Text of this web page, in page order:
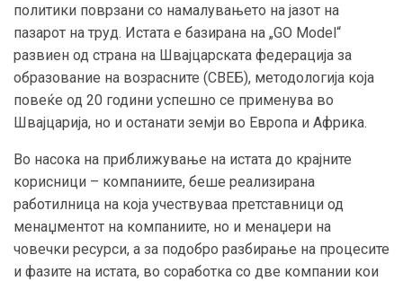
политики поврзани со намалувањето на јазот на
пазарот на труд. Истата е базирана на „GO Model“
развиен од страна на Швајцарската федерација за
образование на возрасните (СВЕБ), методологија која
повеќе од 20 години успешно се применува во
Швајцарија, но и останати земји во Европа и Африка.
Во насока на приближување на истата до крајните
корисници – компаниите, беше реализирана
работилница на која учествуваа претставници од
менаџментот на компаниите, но и менаџери на
човечки ресурси, а за подобро разбирање на процесите
и фазите на истата, во соработка со две компании кои